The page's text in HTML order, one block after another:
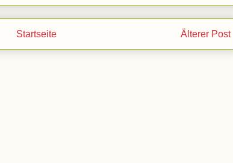
Älterer Post
Startseite